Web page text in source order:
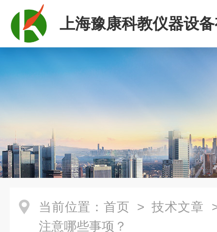
上海豫康科教仪器设
司
当前位置： 首页 > 技术文章
注意哪些事项？